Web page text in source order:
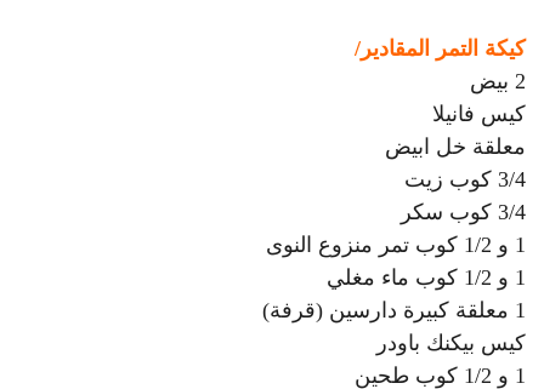
كيكة التمر
المقادير/
2 بيض
كيس فانيلا
معلقة خل ابيض
3/4 كوب زيت
3/4 كوب سكر
1 و 1/2 كوب تمر منزوع النوى
1 و 1/2 كوب ماء مغلي
1 معلقة كبيرة دارسين (قرفة)
كيس بيكنك باودر
1 و 1/2 كوب طحين